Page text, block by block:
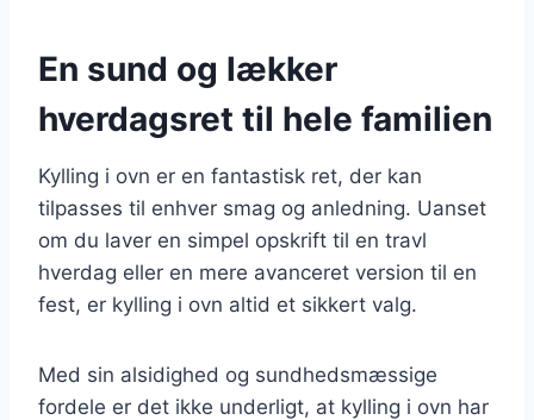
En sund og lækker
hverdagsret til hele familien
Kylling i ovn er en fantastisk ret, der kan
tilpasses til enhver smag og anledning. Uanset
om du laver en simpel opskrift til en travl
hverdag eller en mere avanceret version til en
fest, er kylling i ovn altid et sikkert valg.
Med sin alsidighed og sundhedsmæssige
fordele er det ikke underligt, at kylling i ovn har